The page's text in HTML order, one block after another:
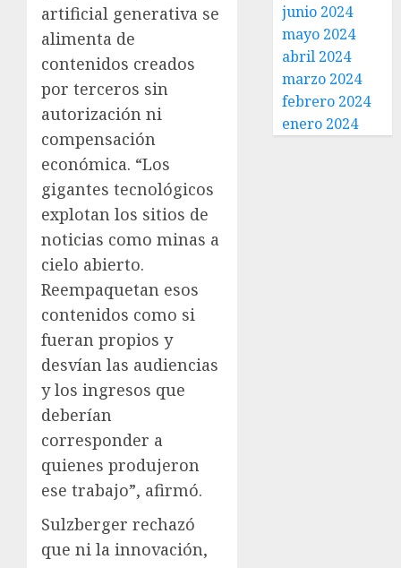
artificial generativa se
alimenta de
contenidos creados
por terceros sin
autorización ni
compensación
económica. “Los
gigantes tecnológicos
explotan los sitios de
noticias como minas a
cielo abierto.
Reempaquetan esos
contenidos como si
fueran propios y
desvían las audiencias
y los ingresos que
deberían
corresponder a
quienes produjeron
ese trabajo”, afirmó.
Sulzberger rechazó
que ni la innovación,
junio 2024
mayo 2024
abril 2024
marzo 2024
febrero 2024
enero 2024